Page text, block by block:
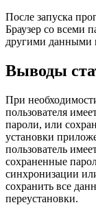
После запуска
Браузер со всеми
другими данными
Выводы
При
пользователя
пароли, или
установки
пользователь
сохраненные
синхронизации
сохранить все
переустановки.